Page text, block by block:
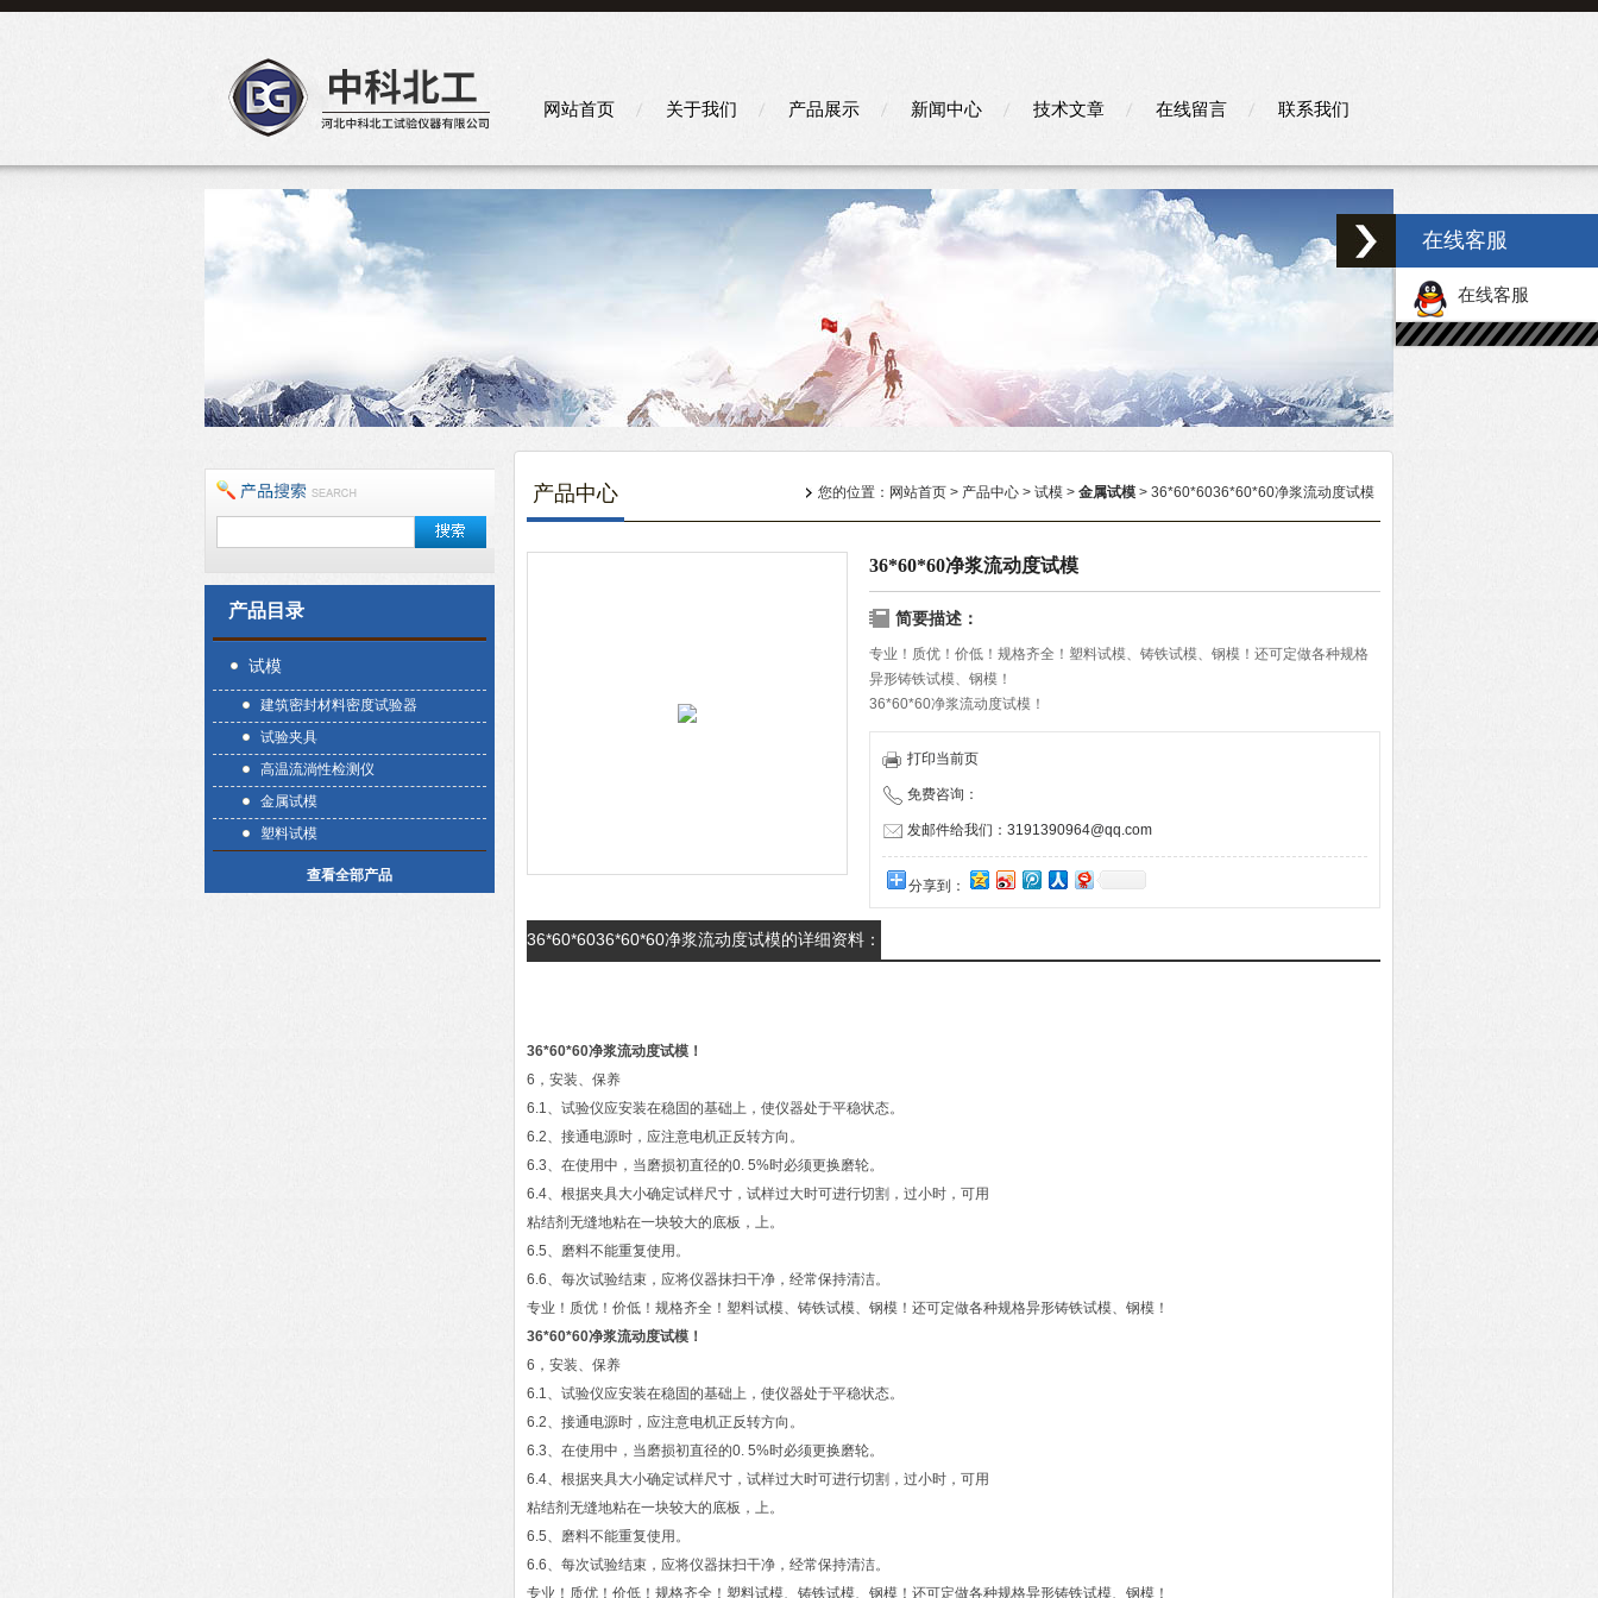
网站首页 关于我们 产品展示 新闻中心 技术文章 在线留言 联系我们
产品目录
试模
建筑密封材料密度试验器
试验夹具
高温流淌性检测仪
金属试模
塑料试模
查看全部产品
产品中心 您的位置： 网站首页 > 产品中心 > 试模 > 金属试模 > 36*60*6036*60*60净浆流动度试模
36*60*60净浆流动度试模
简要描述：
专业！质优！价低！规格齐全！塑料试模、铸铁试模、钢模！还可定做各种规格
异形铸铁试模、钢模！
36*60*60净浆流动度试模！
打印当前页
免费咨询：
发邮件给我们：3191390964@qq.com
分享到：
36*60*6036*60*60净浆流动度试模的详细资料：
36*60*60净浆流动度试模 ！
6，安装、保养
6.1、试验仪应安装在稳固的基础上，使仪器处于平稳状态。
6.2、接通电源时，应注意电机正反转方向。
6.3、在使用中，当磨损初直径的0. 5%时必须更换磨轮。
6.4、根据夹具大小确定试样尺寸，试样过大时可进行切割，过小时，可用
粘结剂无缝地粘在一块较大的底板，上。
6.5、磨料不能重复使用。
6.6、每次试验结束，应将仪器抹扫干净，经常保持清洁。
专业！质优！价低！规格齐全！塑料试模、铸铁试模、钢模！还可定做各种规格异形铸铁试模、钢模！
36*60*60净浆流动度试模 ！
6，安装、保养
6.1、试验仪应安装在稳固的基础上，使仪器处于平稳状态。
6.2、接通电源时，应注意电机正反转方向。
6.3、在使用中，当磨损初直径的0. 5%时必须更换磨轮。
6.4、根据夹具大小确定试样尺寸，试样过大时可进行切割，过小时，可用
粘结剂无缝地粘在一块较大的底板，上。
6.5、磨料不能重复使用。
6.6、每次试验结束，应将仪器抹扫干净，经常保持清洁。
专业！质优！价低！规格齐全！塑料试模、铸铁试模、钢模！还可定做各种规格异形铸铁试模、钢模！
在线客服
在线客服